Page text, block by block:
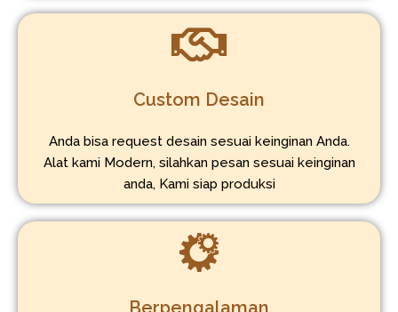
Custom Desain
Anda bisa request desain sesuai keinginan Anda.
Alat kami Modern, silahkan pesan sesuai keinginan
anda, Kami siap produksi
Berpengalaman